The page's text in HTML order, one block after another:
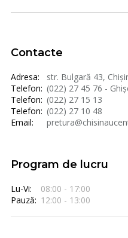
Contacte
Adresa:
str. Bulgară 43,
Telefon: (022) 27 45 76 -
Telefon: (022) 27 15 13
Telefon: (022) 27 10 48
Email:
Program de lucru
Lu-Vi:
08:00 - 17:00
Pauză: 12:00 - 13:00